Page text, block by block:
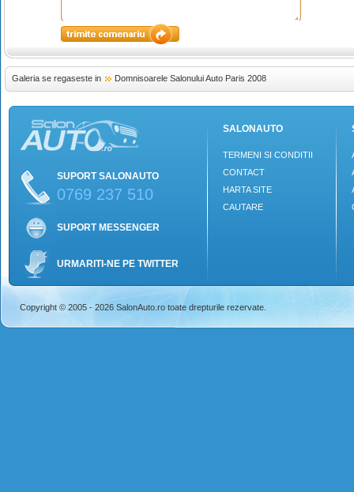
Galeria se regaseste in Domnisoarele Salonului Auto Paris 2008
SUPORT SALONAUTO
0769 237 510
SUPORT MESSENGER
URMARITI-NE PE TWITTER
SALONAUTO
TERMENI SI CONDITII
CONTACT
HARTA SITE
CAUTARE
Copyright © 2005 - 2026 SalonAuto.ro toate drepturile rezervate.